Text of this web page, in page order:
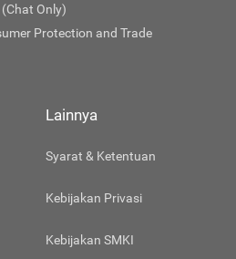
Only)
Protection and Trade
Lainnya
Syarat & Ketentuan
Kebijakan Privasi
Kebijakan SMKI